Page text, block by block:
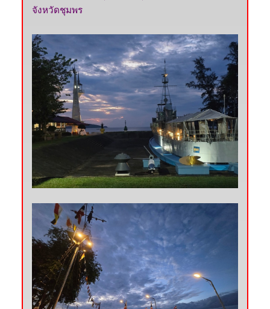
จังหวัดชุมพร